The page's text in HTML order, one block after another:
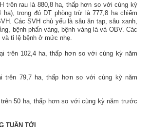
trên rau là 880,8 ha, thấp hơn so với cùng kỳ
ha), trong đó DT phòng trừ là 777,8 ha chiếm
Các SVH chủ yếu là sâu ăn tạp, sâu xanh,
bệnh phấn vàng, bệnh vàng lá và OBV. Các
tỉ lệ bệnh ở mức nhẹ.
trên 102,4 ha, thấp hơn so với cùng kỳ năm
trên 79,7 ha, thấp hơn so với cùng kỳ năm
50 ha, thấp hơn so với cùng kỳ năm trước
TUẦN TỚI